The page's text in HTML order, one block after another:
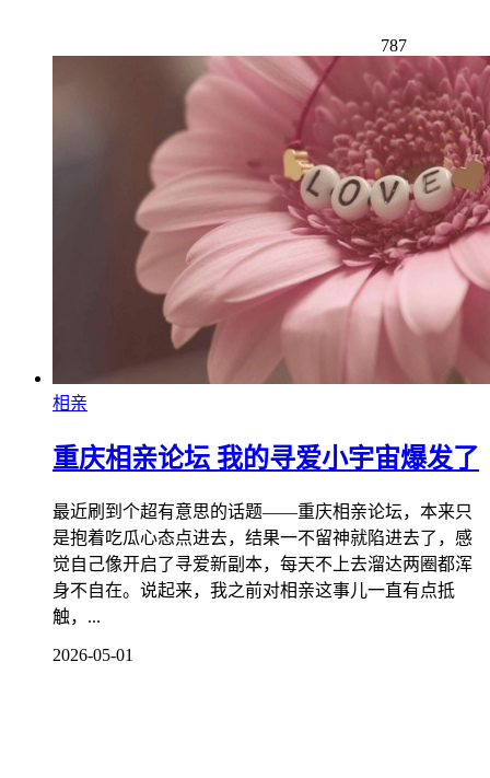
787
相亲
重庆相亲论坛 我的寻爱小宇宙爆发了
最近刷到个超有意思的话题——重庆相亲论坛，本来只
是抱着吃瓜心态点进去，结果一不留神就陷进去了，感
觉自己像开启了寻爱新副本，每天不上去溜达两圈都浑
身不自在。说起来，我之前对相亲这事儿一直有点抵
触，...
2026-05-01